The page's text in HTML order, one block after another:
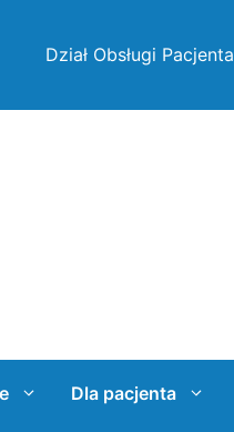
Dział Obsługi Pacjenta
Dla pacjenta